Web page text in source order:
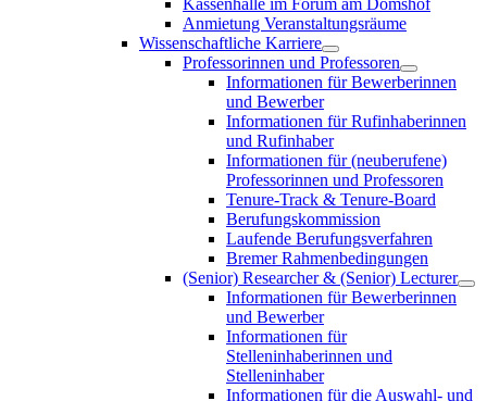
Anmietung Veranstaltungsräume
Wissenschaftliche Karriere
Professorinnen und Professoren
Informationen für Bewerberinnen
und Bewerber
Informationen für Rufinhaberinnen
und Rufinhaber
Informationen für (neuberufene)
Professorinnen und Professoren
Tenure-Track & Tenure-Board
Berufungskommission
Laufende Berufungsverfahren
Bremer Rahmenbedingungen
(Senior) Researcher & (Senior) Lecturer
Informationen für Bewerberinnen
und Bewerber
Informationen für
Stelleninhaberinnen und
Stelleninhaber
Informationen für die Auswahl- und